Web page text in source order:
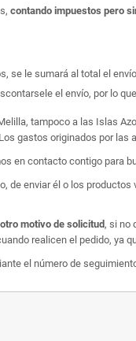
contando impuestos pero
le sumará al total el
el envío, por lo
tampoco a las Islas
gastos originados por las
en contacto contigo para
de enviar él o los
motivo de solicitud, si no
realicen el pedido, ya
el número de